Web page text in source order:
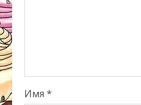
Имя *